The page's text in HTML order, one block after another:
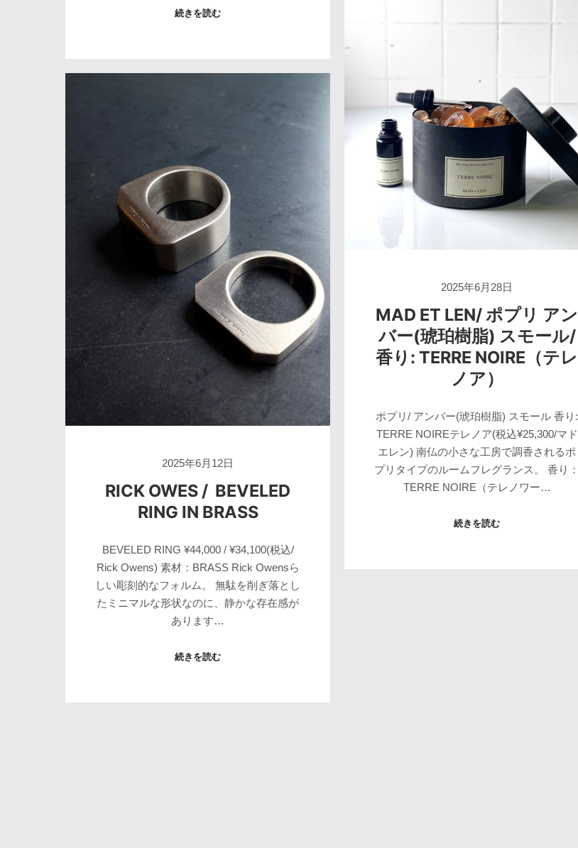
続きを読む
2025年6月28日
MAD ET LEN/ ポプリ アン
バー(琥珀樹脂) スモール/
香り: TERRE NOIRE（テレ
ノア）
ポプリ/ アンバー(琥珀樹脂) スモール 香り:
TERRE NOIREテレノア(税込¥25,300/マド
エレン) 南仏の小さな工房で調香されるポ
プリタイプのルームフレグランス。 香り：
TERRE NOIRE（テレノワー…
続きを読む
2025年6月12日
RICK OWES / BEVELED
RING IN BRASS
BEVELED RING ¥44,000 / ¥34,100(税込/
Rick Owens) 素材：BRASS Rick Owensら
しい彫刻的なフォルム。 無駄を削ぎ落とし
たミニマルな形状なのに、静かな存在感が
あります…
続きを読む